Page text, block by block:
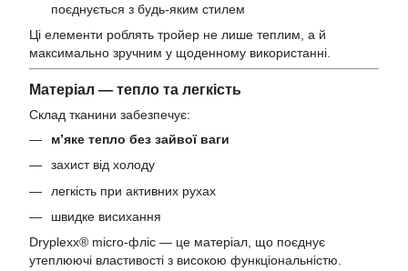
поєднується з будь‑яким стилем
Ці елементи роблять тройер не лише теплим, а й
максимально зручним у щоденному використанні.
Матеріал — тепло та легкість
Склад тканини забезпечує:
м’яке тепло без зайвої ваги
захист від холоду
легкість при активних рухах
швидке висихання
Dryplexx® micro‑фліс — це матеріал, що поєднує
утеплюючі властивості з високою функціональністю.